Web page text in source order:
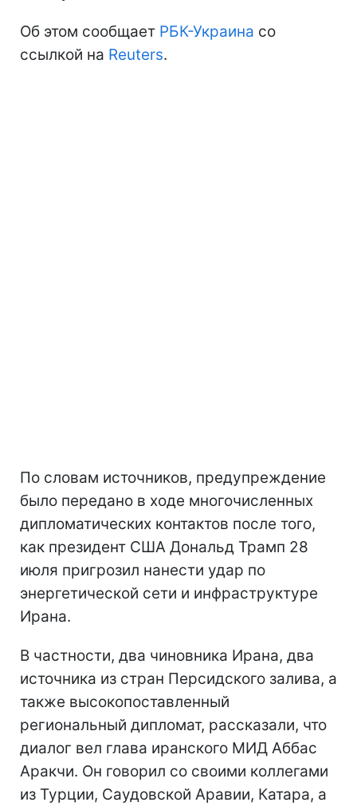
Об этом сообщает РБК-Украина со
ссылкой на Reuters.
По словам источников, предупреждение
было передано в ходе многочисленных
дипломатических контактов после того,
как президент США Дональд Трамп 28
июля пригрозил нанести удар по
энергетической сети и инфраструктуре
Ирана.
В частности, два чиновника Ирана, два
источника из стран Персидского залива, а
также высокопоставленный
региональный дипломат, рассказали, что
диалог вел глава иранского МИД Аббас
Аракчи. Он говорил со своими коллегами
из Турции, Саудовской Аравии, Катара, а